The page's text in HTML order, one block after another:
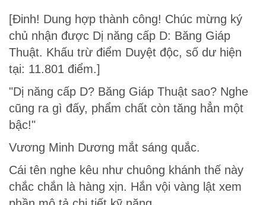
[Đinh! Dung hợp thành công! Chúc mừng ký
chủ nhận được Dị năng cấp D: Băng Giáp
Thuật. Khấu trừ điểm Duyệt độc, số dư hiện
tại: 11.801 điểm.]
"Dị năng cấp D? Băng Giáp Thuật sao? Nghe
cũng ra gì đấy, phẩm chất còn tăng hẳn một
bậc!"
Vương Minh Dương mắt sáng quắc.
Cái tên nghe kêu như chuông khánh thế này
chắc chắn là hàng xịn. Hắn vội vàng lật xem